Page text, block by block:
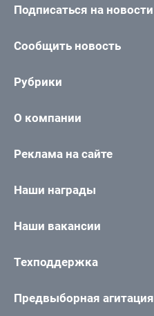
Подписаться на новости
Сообщить новость
Рубрики
О компании
Реклама на сайте
Наши награды
Наши вакансии
Техподдержка
Предвыборная агитация